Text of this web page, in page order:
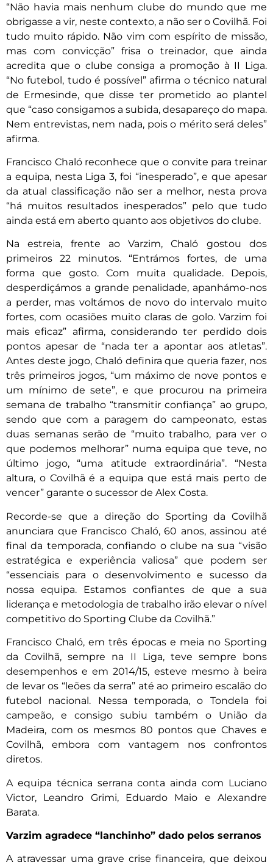
“Não havia mais nenhum clube do mundo que me
obrigasse a vir, neste contexto, a não ser o Covilhã. Foi
tudo muito rápido. Não vim com espírito de missão,
mas com convicção” frisa o treinador, que ainda
acredita que o clube consiga a promoção à II Liga.
“No futebol, tudo é possível” afirma o técnico natural
de Ermesinde, que disse ter prometido ao plantel
que “caso consigamos a subida, desapareço do mapa.
Nem entrevistas, nem nada, pois o mérito será deles”
afirma.
Francisco Chaló reconhece que o convite para treinar
a equipa, nesta Liga 3, foi “inesperado”, e que apesar
da atual classificação não ser a melhor, nesta prova
“há muitos resultados inesperados” pelo que tudo
ainda está em aberto quanto aos objetivos do clube.
Na estreia, frente ao Varzim, Chaló gostou dos
primeiros 22 minutos. “Entrámos fortes, de uma
forma que gosto. Com muita qualidade. Depois,
desperdiçámos a grande penalidade, apanhámo-nos
a perder, mas voltámos de novo do intervalo muito
fortes, com ocasiões muito claras de golo. Varzim foi
mais eficaz” afirma, considerando ter perdido dois
pontos apesar de “nada ter a apontar aos atletas”.
Antes deste jogo, Chaló definira que queria fazer, nos
três primeiros jogos, “um máximo de nove pontos e
um mínimo de sete”, e que procurou na primeira
semana de trabalho “transmitir confiança” ao grupo,
sendo que com a paragem do campeonato, estas
duas semanas serão de “muito trabalho, para ver o
que podemos melhorar” numa equipa que teve, no
último jogo, “uma atitude extraordinária”. “Nesta
altura, o Covilhã é a equipa que está mais perto de
vencer” garante o sucessor de Alex Costa.
Recorde-se que a direção do Sporting da Covilhã
anunciara que Francisco Chaló, 60 anos, assinou até
final da temporada, confiando o clube na sua “visão
estratégica e experiência valiosa” que podem ser
“essenciais para o desenvolvimento e sucesso da
nossa equipa. Estamos confiantes de que a sua
liderança e metodologia de trabalho irão elevar o nível
competitivo do Sporting Clube da Covilhã.”
Francisco Chaló, em três épocas e meia no Sporting
da Covilhã, sempre na II Liga, teve sempre bons
desempenhos e em 2014/15, esteve mesmo à beira
de levar os “leões da serra” até ao primeiro escalão do
futebol nacional. Nessa temporada, o Tondela foi
campeão, e consigo subiu também o União da
Madeira, com os mesmos 80 pontos que Chaves e
Covilhã, embora com vantagem nos confrontos
diretos.
A equipa técnica serrana conta ainda com Luciano
Victor, Leandro Grimi, Eduardo Maio e Alexandre
Barata.
Varzim agradece “lanchinho” dado pelos serranos
A atravessar uma grave crise financeira, que deixou